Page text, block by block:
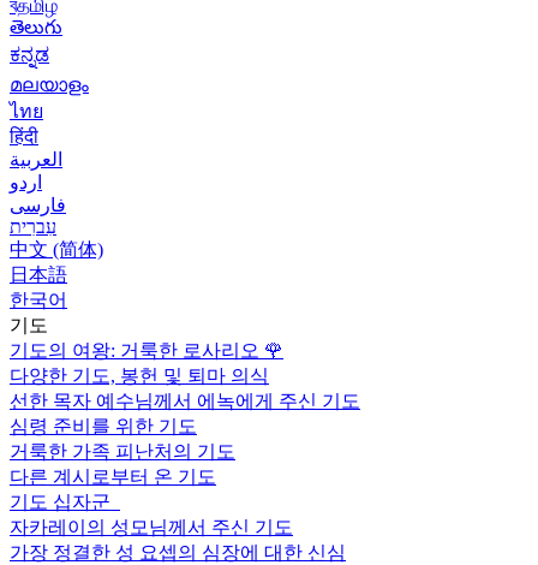
বதமிழ்
తెలుగు
ಕನ್ನಡ
മലയാളം
ไทย
हिंदी
العربية
اردو
فارسی
עִברִית
中文 (简体)
日本語
한국어
기도
기도의 여왕: 거룩한 로사리오 🌹
다양한 기도, 봉헌 및 퇴마 의식
선한 목자 예수님께서 에녹에게 주신 기도
심령 준비를 위한 기도
거룩한 가족 피난처의 기도
다른 계시로부터 온 기도
기도 십자군
자카레이의 성모님께서 주신 기도
가장 정결한 성 요셉의 심장에 대한 신심